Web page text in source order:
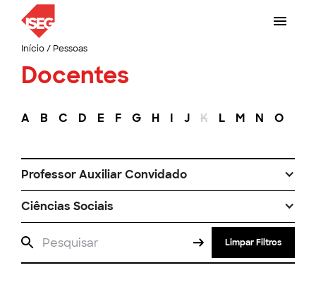
Início/ Pessoas
Docentes
A B C D E F G H I J K L M N O
Professor Auxiliar Convidado
Ciências Sociais
Limpar Filtros